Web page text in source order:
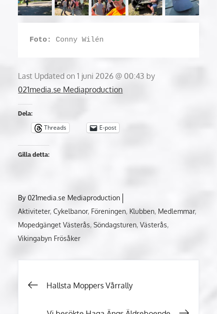
Foto: Conny Wilén
Last Updated on 1 juni 2026 @ 00:43 by
021media.se Mediaproduction
Dela:
Threads E-post
Gilla detta:
By021media.se Mediaproduction
Aktiviteter Cykelbanor Föreningen Klubben Medlemmar
Mopedgänget Västerås Söndagsturen Västerås
Vikingabyn Frösåker
Inläggsnavigering
Hallsta Moppers Vårrally